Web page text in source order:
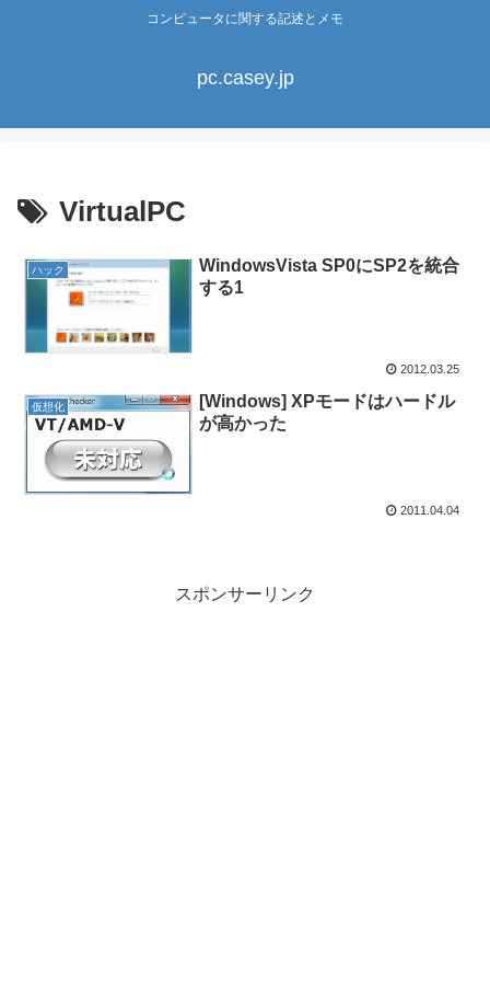
コンピュータに関する記述とメモ
pc.casey.jp
VirtualPC
ハック
WindowsVista SP0にSP2を統合
する1
2012.03.25
仮想化
[Windows] XPモードはハードル
が高かった
2011.04.04
スポンサーリンク